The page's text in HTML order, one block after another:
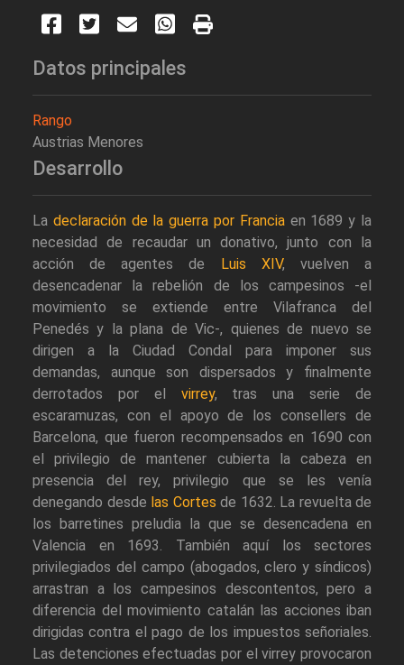
Datos principales
Rango
Austrias Menores
Desarrollo
La declaración de la guerra por Franciaen 1689 y la
necesidad de recaudar un donativo, junto con la
acción de agentes de
Luis XIV, vuelven a
desencadenar la rebelión de los campesinos -el
movimiento se extiende entre Vilafranca del
Penedés y la plana de Vic-, quienes de nuevo se
dirigen a la Ciudad Condal para imponer sus
demandas, aunque son dispersados y finalmente
derrotados por el virrey, tras una serie de
escaramuzas, con el apoyo de los consellers de
Barcelona, que fueron recompensados en 1690 con
el privilegio de mantener cubierta la cabeza en
presencia del rey, privilegio que se les venía
denegando desde las Cortes de 1632. La revuelta de
los barretines preludia la que se desencadena en
Valencia en 1693. También aquí los sectores
privilegiados del campo (abogados, clero y síndicos)
arrastran a los campesinos descontentos, pero a
diferencia del movimiento catalán las acciones iban
dirigidas contra el pago de los impuestos señoriales.
Las detenciones efectuadas por el virrey provocaron